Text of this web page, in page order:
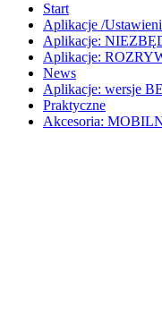
Start
Aplikacje /
Aplikacje:
Aplikacje:
News
Aplikacje: wersje
Praktyczne
Akcesoria: